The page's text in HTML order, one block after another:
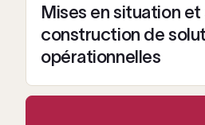
Mises en situation
construction de
opérationnelles